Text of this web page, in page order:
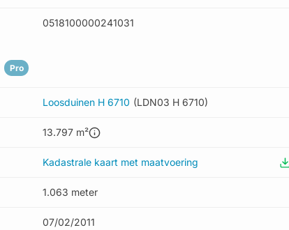
0518100000241031
Pro
Loosduinen H 6710 (LDN03 H 6710)
13.797 m²
Kadastrale kaart met maatvoering
1.063 meter
07/02/2011